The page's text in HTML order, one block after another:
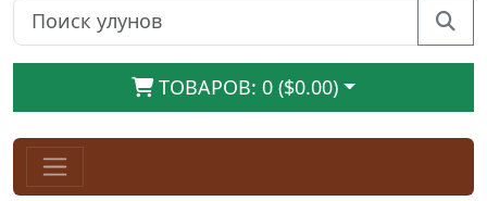
ТОВАРОВ: 0 ($0.00)